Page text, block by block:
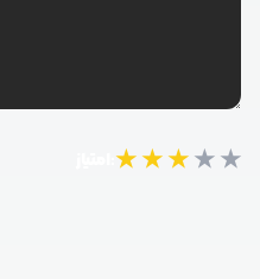
★★★★★